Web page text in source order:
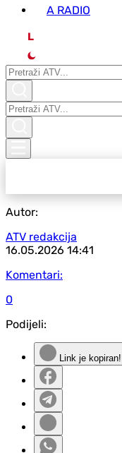
A RADIO
L
Autor:
ATV redakcija
16.05.2026 14:41
Komentari:
0
Podijeli:
Link je kopiran!